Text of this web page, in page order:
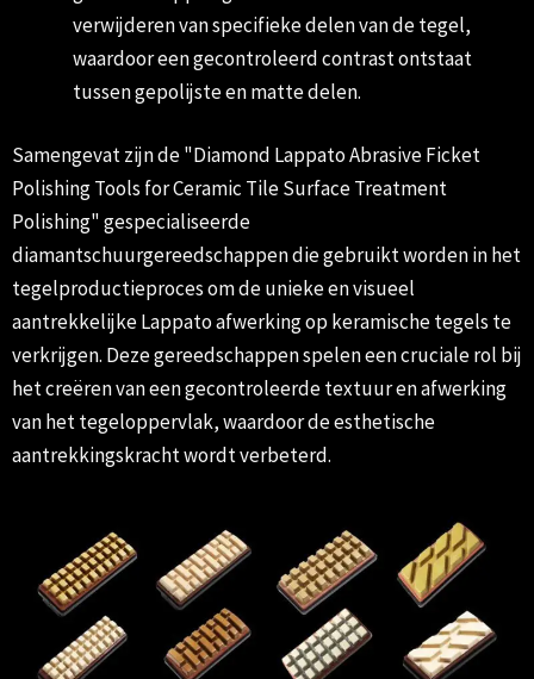
verwijderen van specifieke delen van de tegel,
waardoor een gecontroleerd contrast ontstaat
tussen gepolijste en matte delen.
Samengevat zijn de "Diamond Lappato Abrasive Ficket
Polishing Tools for Ceramic Tile Surface Treatment
Polishing" gespecialiseerde
diamantschuurgereedschappen die gebruikt worden in het
tegelproductieproces om de unieke en visueel
aantrekkelijke Lappato afwerking op keramische tegels te
verkrijgen. Deze gereedschappen spelen een cruciale rol bij
het creëren van een gecontroleerde textuur en afwerking
van het tegeloppervlak, waardoor de esthetische
aantrekkingskracht wordt verbeterd.